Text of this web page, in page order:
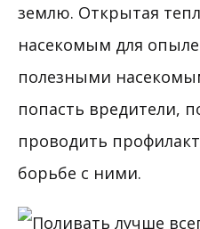
землю. Открытая
насекомым для
полезными
попасть вредители,
проводить
борьбе с ними.